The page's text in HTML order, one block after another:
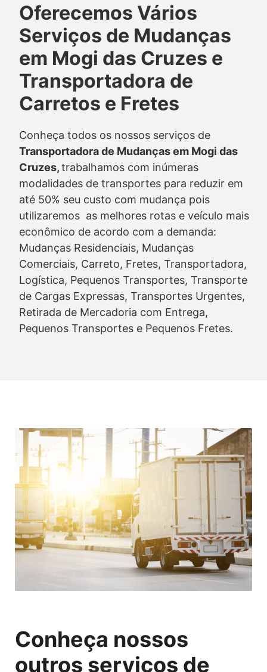
Oferecemos Vários
Serviços de Mudanças
em Mogi das Cruzes e
Transportadora de
Carretos e Fretes
Conheça todos os nossos serviços de
Transportadora de Mudanças em Mogi das
Cruzes,trabalhamos com inúmeras
modalidades de transportes para reduzir em
até 50% seu custo com mudança pois
utilizaremos as melhores rotas e veículo mais
econômico de acordo com a demanda:
Mudanças Residenciais, Mudanças
Comerciais, Carreto, Fretes, Transportadora,
Logística, Pequenos Transportes, Transporte
de Cargas Expressas, Transportes Urgentes,
Retirada de Mercadoria com Entrega,
Pequenos Transportes e Pequenos Fretes.
Conheça nossos
outros serviços de